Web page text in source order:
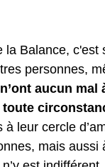
Balance,
personnes,
aucun mal
toute
leur cercle
mais